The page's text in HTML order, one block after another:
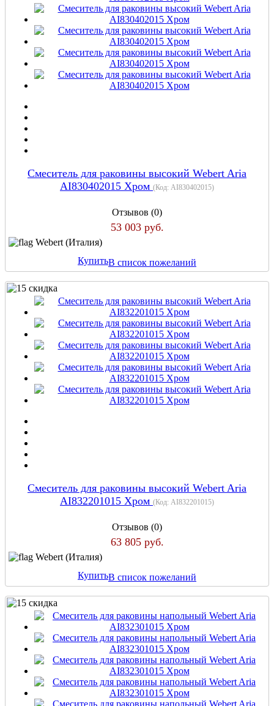
Cмеситель для раковины высокий Webert Aria
AI830402015 Хром (Код: AI830402015)
Отзывов (0)
53 003 руб.
Webert (Италия)
КупитьВ список пожеланий
Cмеситель для раковины высокий Webert Aria
AI832201015 Хром (Код: AI832201015)
Отзывов (0)
63 805 руб.
Webert (Италия)
КупитьВ список пожеланий